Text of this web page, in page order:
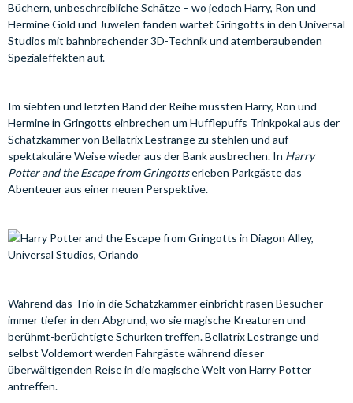
Büchern, unbeschreibliche Schätze – wo jedoch Harry, Ron und
Hermine Gold und Juwelen fanden wartet Gringotts in den Universal
Studios mit bahnbrechender 3D-Technik und atemberaubenden
Spezialeffekten auf.
Im siebten und letzten Band der Reihe mussten Harry, Ron und
Hermine in Gringotts einbrechen um Hufflepuffs Trinkpokal aus der
Schatzkammer von Bellatrix Lestrange zu stehlen und auf
spektakuläre Weise wieder aus der Bank ausbrechen. In Harry
Potter and the Escape from Gringottserleben Parkgäste das
Abenteuer aus einer neuen Perspektive.
Während das Trio in die Schatzkammer einbricht rasen Besucher
immer tiefer in den Abgrund, wo sie magische Kreaturen und
berühmt-berüchtigte Schurken treffen. Bellatrix Lestrange und
selbst Voldemort werden Fahrgäste während dieser
überwältigenden Reise in die magische Welt von Harry Potter
antreffen.